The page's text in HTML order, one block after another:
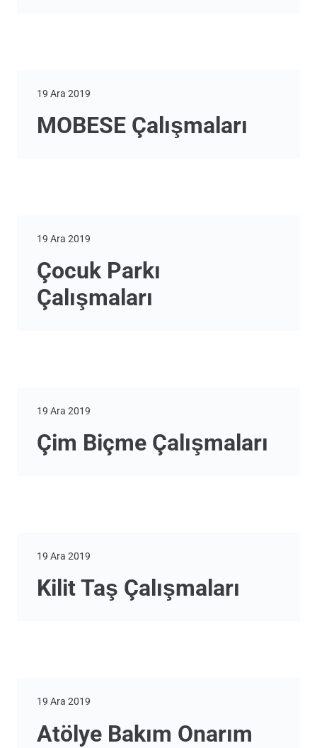
19 Ara 2019
MOBESE Çalışmaları
19 Ara 2019
Çocuk Parkı
Çalışmaları
19 Ara 2019
Çim Biçme Çalışmaları
19 Ara 2019
Kilit Taş Çalışmaları
19 Ara 2019
Atölye Bakım Onarım